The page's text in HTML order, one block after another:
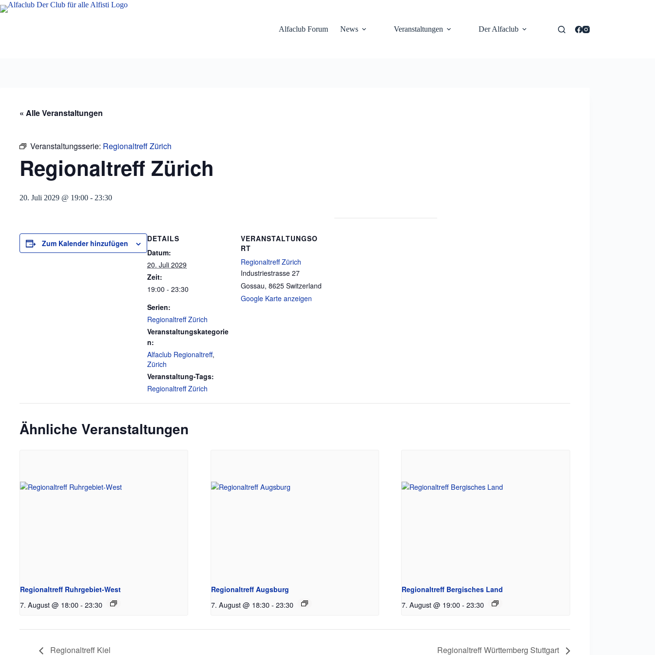
Zum
Inhalt
Alfaclub Forum
News Veranstaltungen Der Alfaclub
« Alle Veranstaltungen
Veranstaltungsserie: Regionaltreff Zürich
Regionaltreff Zürich
20. Juli 2029 @ 19:00 - 23:30
Zum Kalender hinzufügen
DETAILS
Datum:
20. Juli 2029
Zeit:
19:00 - 23:30
Serien:
Regionaltreff Zürich
Veranstaltungskategorie
n:
Alfaclub Regionaltreff,
Zürich
Veranstaltung-Tags:
Regionaltreff Zürich
VERANSTALTUNGSO
RT
Regionaltreff Zürich
Industriestrasse 27
Gossau, 8625 Switzerland
Google Karte anzeigen
Ähnliche Veranstaltungen
Regionaltreff Ruhrgebiet-West
7. August @ 18:00- 23:30
Regionaltreff Augsburg
7. August @ 18:30 - 23:30
Regionaltreff Bergisches Land
7. August @ 19:00- 23:30
Regionaltreff Kiel Regionaltreff Württemberg Stuttgart